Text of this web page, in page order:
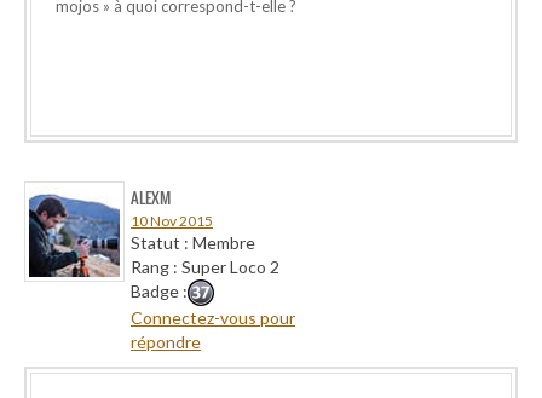
mojos » à quoi correspond-t-elle ?
ALEXM
10 Nov 2015
Statut : Membre
Rang : Super Loco 2
Badge :
Connectez-vous pour
répondre